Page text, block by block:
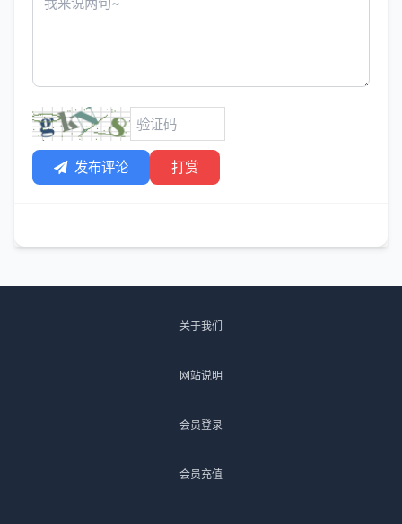
发布评论 打赏
关于我们
网站说明
会员登录
会员充值